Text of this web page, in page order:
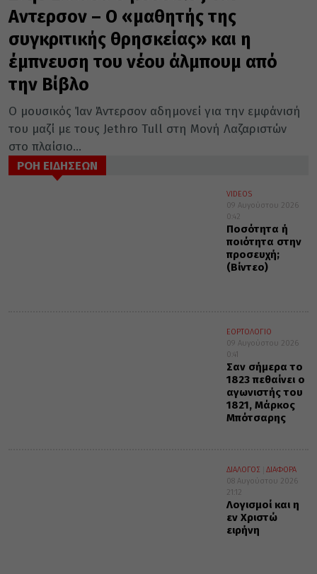
Αντερσον – Ο «μαθητής της
συγκριτικής θρησκείας» και η
έμπνευση του νέου άλμπουμ από
την Βίβλο
Ο μουσικός Ίαν Άντερσον αδημονεί για την εμφάνισή
του μαζί με τους Jethro Tull στη Μονή Λαζαριστών
στο πλαίσιο...
ΡΟΗ ΕΙΔΗΣΕΩΝ
VIDEOS
09 Αυγούστου 2026
0:42
Ποσότητα ή
ποιότητα στην
προσευχή;
(Βίντεο)
ΕΟΡΤΟΛΟΓΙΟ
09 Αυγούστου 2026
0:41
Σαν σήμερα το
1823 πεθαίνει ο
αγωνιστής του
1821, Μάρκος
Μπότσαρης
ΔΙΑΛΟΓΟΣ
ΔΙΑΦΟΡΑ
08 Αυγούστου 2026
21:12
Λογισμοί και η
εν Χριστώ
ειρήνη